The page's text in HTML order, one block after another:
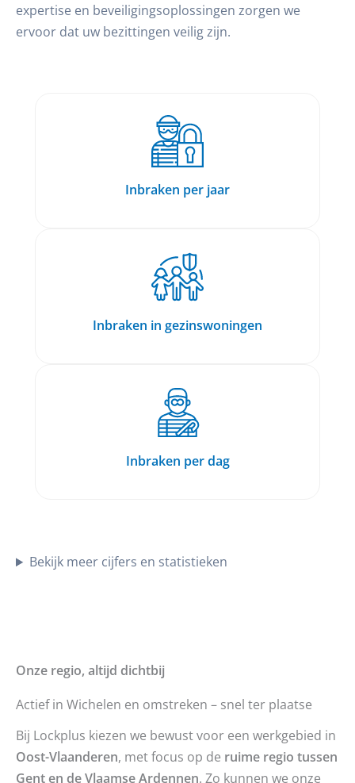
expertise en beveiligingsoplossingen zorgen we
ervoor dat uw bezittingen veilig zijn.
Inbraken per jaar
Inbraken in gezinswoningen
Inbraken per dag
Bekijk meer cijfers en statistieken
Onze regio, altijd dichtbij
Actief in Wichelen en omstreken – snel ter plaatse
Bij Lockplus kiezen we bewust voor een werkgebied in
Oost-Vlaanderen, met focus op de ruime regio tussen
Gent en de Vlaamse Ardennen. Zo kunnen we onze